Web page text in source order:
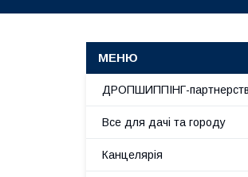
ДРОПШИППІНГ-
Все для дачі та городу
Канцелярія